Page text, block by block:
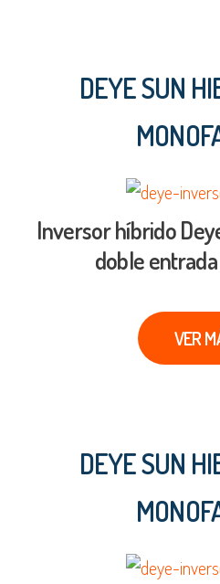
DEYE SUN
Inversor híbrido
doble
VER
DEYE SUN